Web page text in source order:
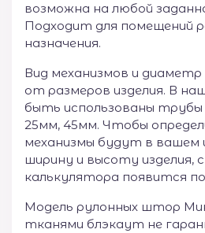
возможна на любой
Подходит для помещений
назначения.
Вид механизмов и
от размеров изделия. В
быть использованы
25мм, 45мм. Чтобы
механизмы будут в вашем
ширину и высоту изделия,
калькулятора появится
Модель рулонных штор
тканями блэкаут не